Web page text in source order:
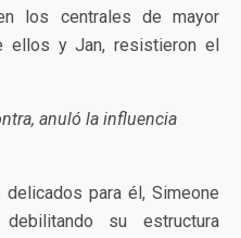
los centrales de mayor
ellos y Jan, resistieron el
anuló la influencia
para él, Simeone
su estructura